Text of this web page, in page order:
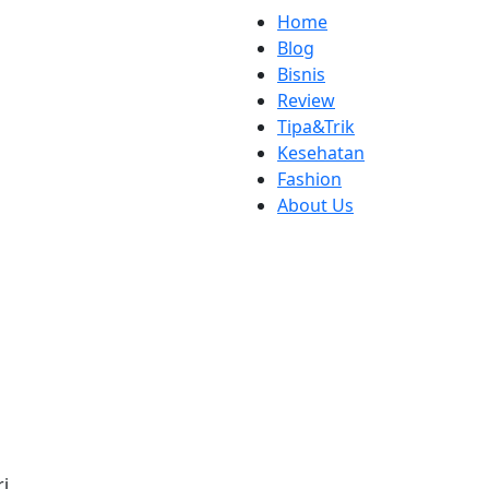
Home
Blog
Bisnis
Review
Tipa&Trik
Kesehatan
Fashion
About Us